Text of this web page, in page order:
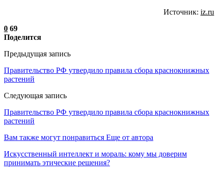
Источник: iz.ru
0 69
Поделится
Предыдущая запись
Правительство РФ утвердило правила сбора краснокнижных
растений
Следующая запись
Правительство РФ утвердило правила сбора краснокнижных
растений
Вам также могут понравиться Еще от автора
Искусственный интеллект и мораль: кому мы доверим
принимать этические решения?